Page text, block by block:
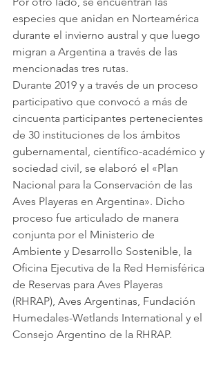
especies que anidan en Norteamérica
durante el invierno austral y que luego
migran a Argentina a través de las
mencionadas tres rutas.
Durante 2019 y a través de un proceso
participativo que convocó a más de
cincuenta participantes pertenecientes
de 30 instituciones de los ámbitos
gubernamental, científico-académico y
sociedad civil, se elaboró el «Plan
Nacional para la Conservación de las
Aves Playeras en Argentina». Dicho
proceso fue articulado de manera
conjunta por el Ministerio de
Ambiente y Desarrollo Sostenible, la
Oficina Ejecutiva de la Red Hemisférica
de Reservas para Aves Playeras
(RHRAP), Aves Argentinas, Fundación
Humedales-Wetlands International y el
Consejo Argentino de la RHRAP.